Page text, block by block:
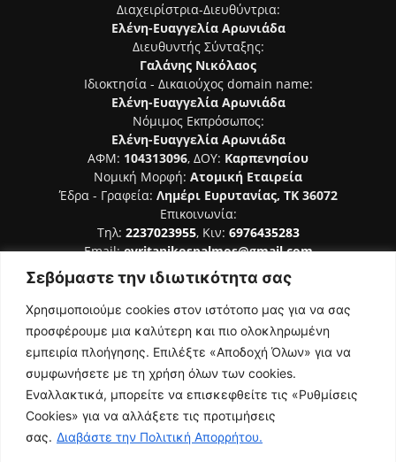
Σεβόμαστε την ιδιωτικότητα σας
Χρησιμοποιούμε cookies στον ιστότοπο μας για να σας
προσφέρουμε μια καλύτερη και πιο ολοκληρωμένη
εμπειρία πλοήγησης. Επιλέξτε «Αποδοχή Όλων» για να
συμφωνήσετε με τη χρήση όλων των cookies.
Εναλλακτικά, μπορείτε να επισκεφθείτε τις «Ρυθμίσεις
Cookies» για να αλλάξετε τις προτιμήσεις
σας. Διαβάστε την Πολιτική Απορρήτου.
Διαχειρίστρια-Διευθύντρια:
Ελένη-Ευαγγελία Αρωνιάδα
Διευθυντής Σύνταξης:
Γαλάνης Νικόλαος
Ιδιοκτησία - Δικαιούχος domain name:
Ελένη-Ευαγγελία Αρωνιάδα
Νόμιμος Εκπρόσωπος:
Ελένη-Ευαγγελία Αρωνιάδα
ΑΦΜ: 104313096, ΔΟΥ: Καρπενησίου
Νομική Μορφή: Ατομική Εταιρεία
Έδρα - Γραφεία: Λημέρι Ευρυτανίας, ΤΚ 36072
Επικοινωνία:
Τηλ: 2237023955, Κιν: 6976435283
Email:evritanikospalmos@gmail.com
Αριθμός Πιστοποίησης Μ.Η.Τ. 242044
ΑΚΟΛΟΥΘΗΣΕ ΜΑΣ